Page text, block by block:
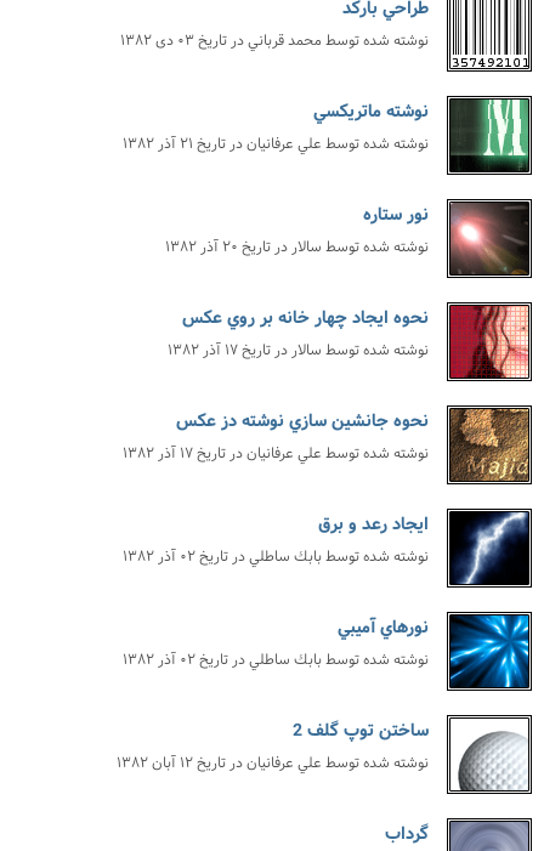
طراحي باركد
نوشته شده توسط محمد قربانيدر تاریخ۰۳ دی ۱۳۸۲
نوشته ماتريكسي
نوشته شده توسط علي عرفانياندر تاریخ ۲۱ آذر ۱۳۸۲
نور ستاره
نوشته شده توسط سالاردر تاریخ ۲۰ آذر ۱۳۸۲
نحوه ايجاد چهار خانه بر روي عكس
نوشته شده توسط سالاردر تاریخ۱۷ آذر ۱۳۸۲
نحوه جانشين سازي نوشته دز عكس
نوشته شده توسط علي عرفانياندر تاریخ۱۷ آذر ۱۳۸۲
ايجاد رعد و برق
نوشته شده توسطبابك ساطليدر تاریخ۰۲ آذر ۱۳۸۲
نورهاي آميبي
نوشته شده توسطبابك ساطليدر تاریخ۰۲ آذر ۱۳۸۲
ساختن توپ گلف 2
نوشته شده توسط علي عرفانياندر تاریخ۱۲ آبان ۱۳۸۲
گرداب